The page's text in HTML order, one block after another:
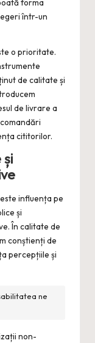
forma
într-un
o prioritate.
de calitate și
de livrare a
cititorilor.
și
influența pe
și
În calitate de
conștienți de
percepțiile și
ne
non-